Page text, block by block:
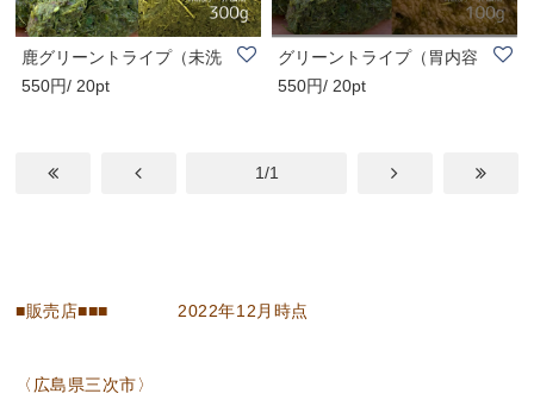
鹿グリーントライプ（未洗
浄・非加熱の胃..
550円/ 20pt
グリーントライプ（胃内容
物）と鹿の胃袋..
550円/ 20pt
1/1